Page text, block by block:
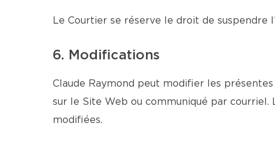
Le Courtier se réserve le droit de suspendre
6. Modifications
Claude Raymond peut modifier les
sur le Site Web ou communiqué par courriel.
modifiées.